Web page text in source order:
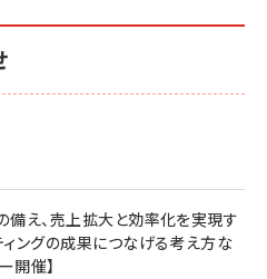
備え、売上拡大と効率化を実現す
ィングの成果につなげる考え方な
開催】